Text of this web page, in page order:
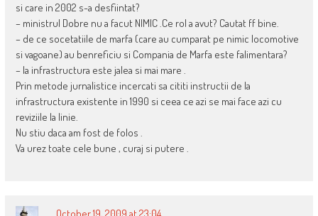
si care in 2002 s-a desfiintat?
– ministrul Dobre nu a facut NIMIC .Ce rol a avut? Cautat ff bine.
– de ce socetatiile de marfa (care au cumparat pe nimic locomotive
si vagoane) au benreficiu si Compania de Marfa este falimentara?
– la infrastructura este jalea si mai mare .
Prin metode jurnalistice incercati sa cititi instructii de la
infrastructura existente in 1990 si ceea ce azi se mai face azi cu
reviziile la linie.
Nu stiu daca am fost de folos .
Va urez toate cele bune , curaj si putere .